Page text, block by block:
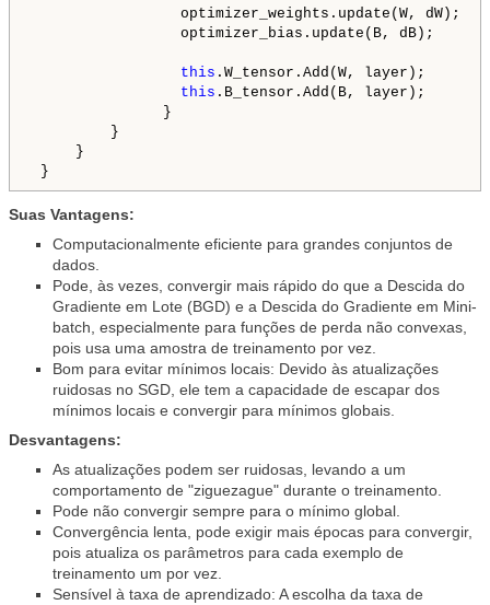
optimizer_weights.update(W, dW);
optimizer_bias.update(B, dB);
this .W_tensor.Add(W, layer);
this .B_tensor.Add(B, layer);
}
}
}
}
Suas Vantagens:
Computacionalmente eficiente para grandes conjuntos de
dados.
Pode, às vezes, convergir mais rápido do que a Descida do
Gradiente em Lote (BGD) e a Descida do Gradiente em Mini-
batch, especialmente para funções de perda não convexas,
pois usa uma amostra de treinamento por vez.
Bom para evitar mínimos locais: Devido às atualizações
ruidosas no SGD, ele tem a capacidade de escapar dos
mínimos locais e convergir para mínimos globais.
Desvantagens:
As atualizações podem ser ruidosas, levando a um
comportamento de "ziguezague" durante o treinamento.
Pode não convergir sempre para o mínimo global.
Convergência lenta, pode exigir mais épocas para convergir,
pois atualiza os parâmetros para cada exemplo de
treinamento um por vez.
Sensível à taxa de aprendizado: A escolha da taxa de